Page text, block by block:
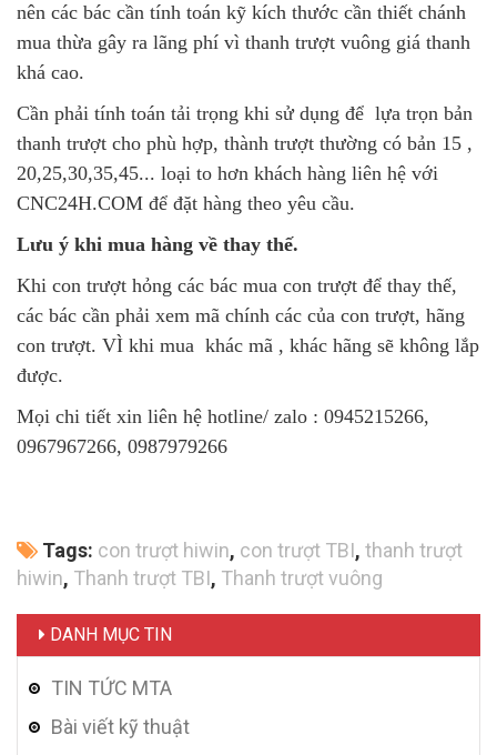
nên các bác cần tính toán kỹ kích thước cần thiết chánh
mua thừa gây ra lãng phí vì thanh trượt vuông giá thanh
khá cao.
Cần phải tính toán tải trọng khi sử dụng để lựa trọn bản
thanh trượt cho phù hợp, thành trượt thường có bản 15 ,
20,25,30,35,45... loại to hơn khách hàng liên hệ với
CNC24H.COM để đặt hàng theo yêu cầu.
Lưu ý khi mua hàng về thay thế.
Khi con trượt hỏng các bác mua con trượt để thay thế,
các bác cần phải xem mã chính các của con trượt, hãng
con trượt. VÌ khi mua khác mã , khác hãng sẽ không lắp
được.
Mọi chi tiết xin liên hệ hotline/ zalo : 0945215266,
0967967266, 0987979266
Tags: con trượt hiwin, con trượt TBI, thanh trượt
hiwin, Thanh trượt TBI, Thanh trượt vuông
DANH MỤC TIN
TIN TỨC MTA
Bài viết kỹ thuật